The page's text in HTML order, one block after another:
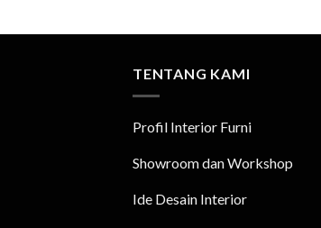
TENTANG KAMI
Profil Interior Furni
Showroom dan Workshop
Ide Desain Interior